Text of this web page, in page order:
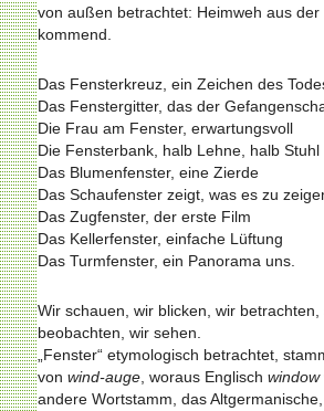
von außen betrachtet: Heimweh aus der
kommend.
Das Fensterkreuz, ein Zeichen des
Das Fenstergitter, das der
Die Frau am Fenster, erwartungsvoll
Die Fensterbank, halb Lehne, halb Stuhl
Das Blumenfenster, eine Zierde
Das Schaufenster zeigt, was es zu
Das Zugfenster, der erste Film
Das Kellerfenster, einfache Lüftung
Das Turmfenster, ein Panorama uns.
Wir schauen, wir blicken, wir betrachten,
beobachten, wir sehen.
„Fenster“ etymologisch betrachtet,
von wind-auge, woraus Englisch window
andere Wortstamm, das